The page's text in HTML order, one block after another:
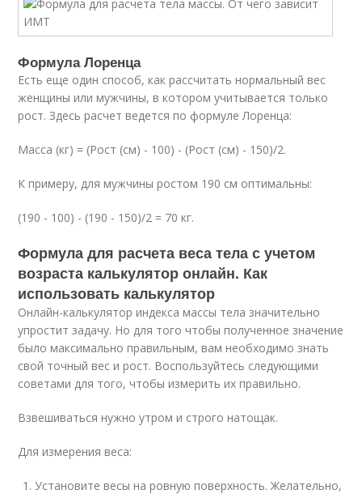
Формула Лоренца
Есть еще один способ, как рассчитать нормальный вес
женщины или мужчины, в котором учитывается только
рост. Здесь расчет ведется по формуле Лоренца:
Масса (кг) = (Рост (см) - 100) - (Рост (см) - 150)/2.
К примеру, для мужчины ростом 190 см оптимальны:
(190 - 100) - (190 - 150)/2 = 70 кг.
Формула для расчета веса тела с учетом
возраста калькулятор онлайн. Как
использовать калькулятор
Онлайн-калькулятор индекса массы тела значительно
упростит задачу. Но для того чтобы полученное значение
было максимально правильным, вам необходимо знать
свой точный вес и рост. Воспользуйтесь следующими
советами для того, чтобы измерить их правильно.
Взвешиваться нужно утром и строго натощак.
Для измерения веса:
Установите весы на ровную поверхность. Желательно,